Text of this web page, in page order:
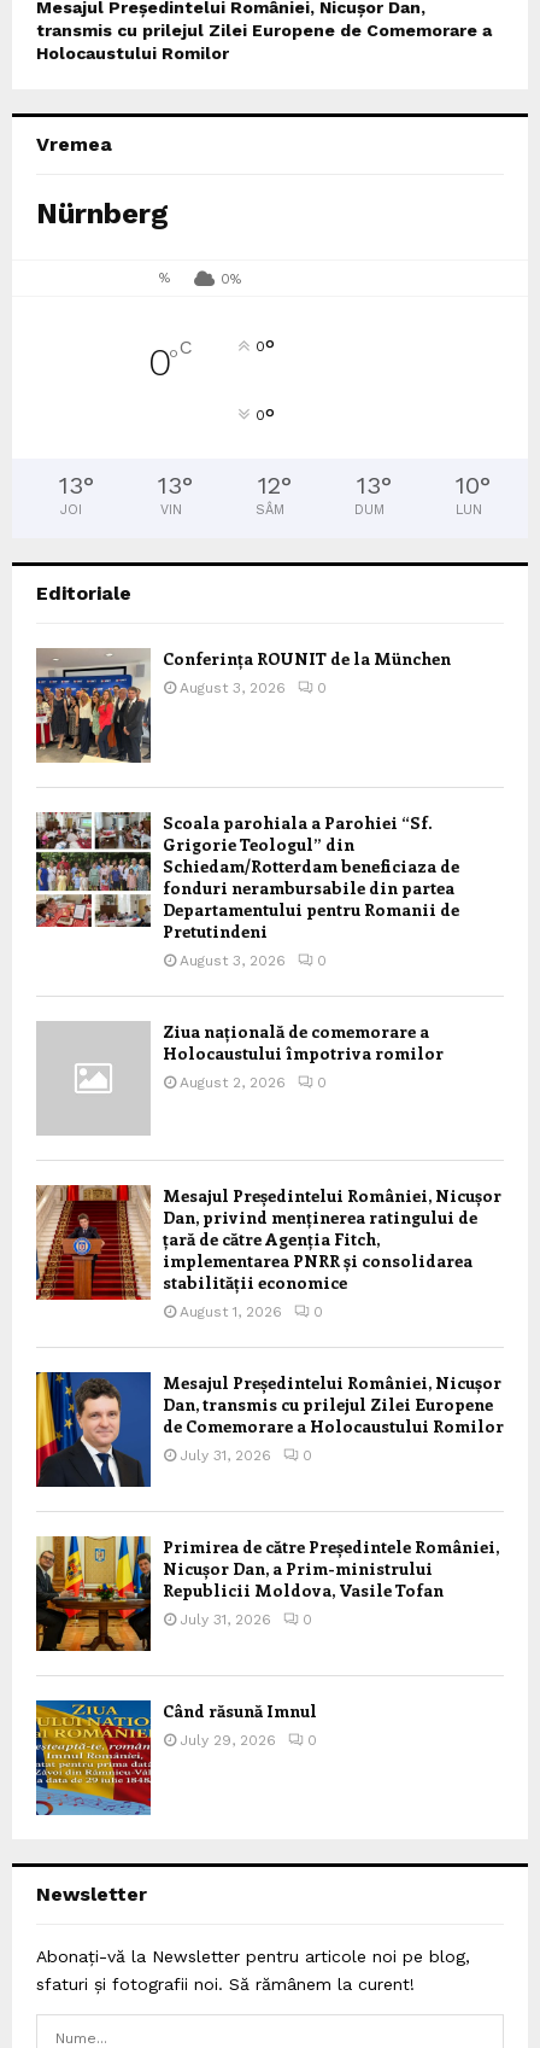
Mesajul Președintelui României, Nicușor Dan,
transmis cu prilejul Zilei Europene de Comemorare a
Holocaustului Romilor
Vremea
Nürnberg
% 0%
0°C 0°
0°
13°
JOI
13°
VIN
12°
SÂM
13°
DUM
10°
LUN
Editoriale
Conferința ROUNIT de la München
August 3, 2026 0
Scoala parohiala a Parohiei “Sf.
Grigorie Teologul” din
Schiedam/Rotterdam beneficiaza de
fonduri nerambursabile din partea
Departamentului pentru Romanii de
Pretutindeni
August 3, 2026 0
Ziua națională de comemorare a
Holocaustului împotriva romilor
August 2, 2026 0
Mesajul Președintelui României, Nicușor
Dan, privind menținerea ratingului de
țară de către Agenția Fitch,
implementarea PNRR și consolidarea
stabilității economice
August 1, 2026 0
Mesajul Președintelui României, Nicușor
Dan, transmis cu prilejul Zilei Europene
de Comemorare a Holocaustului Romilor
July 31, 2026 0
Primirea de către Președintele României,
Nicușor Dan, a Prim-ministrului
Republicii Moldova, Vasile Tofan
July 31, 2026 0
Când răsună Imnul
July 29, 2026 0
Newsletter
Abonați-vă la Newsletter pentru articole noi pe blog,
sfaturi și fotografii noi. Să rămânem la curent!